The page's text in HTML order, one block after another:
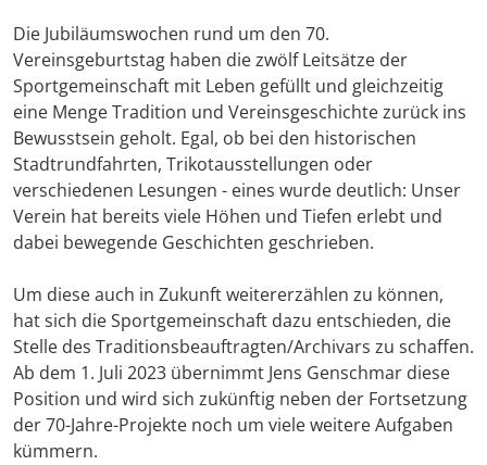
Die Jubiläumswochen rund um den 70.
Vereinsgeburtstag haben die zwölf Leitsätze der
Sportgemeinschaft mit Leben gefüllt und gleichzeitig
eine Menge Tradition und Vereinsgeschichte zurück ins
Bewusstsein geholt. Egal, ob bei den historischen
Stadtrundfahrten, Trikotausstellungen oder
verschiedenen Lesungen - eines wurde deutlich: Unser
Verein hat bereits viele Höhen und Tiefen erlebt und
dabei bewegende Geschichten geschrieben.
Um diese auch in Zukunft weitererzählen zu können,
hat sich die Sportgemeinschaft dazu entschieden, die
Stelle des Traditionsbeauftragten/Archivars zu schaffen.
Ab dem 1. Juli 2023 übernimmt Jens Genschmar diese
Position und wird sich zukünftig neben der Fortsetzung
der 70-Jahre-Projekte noch um viele weitere Aufgaben
kümmern.